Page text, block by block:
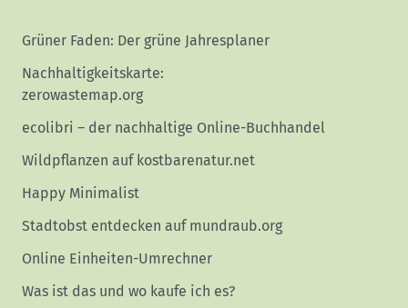
Grüner Faden: Der grüne Jahresplaner
Nachhaltigkeitskarte:
zerowastemap.org
ecolibri – der nachhaltige Online-Buchhandel
Wildpflanzen auf kostbarenatur.net
Happy Minimalist
Stadtobst entdecken auf mundraub.org
Online Einheiten-Umrechner
Was ist das und wo kaufe ich es?